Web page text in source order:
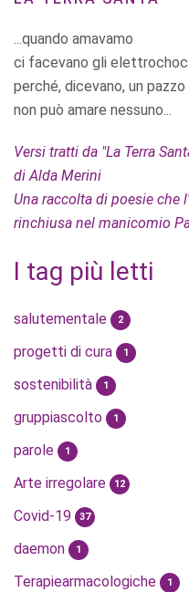
...quando amavamo
ci facevano gli elettrochoc
perché, dicevano, un pazzo
non può amare nessuno...
Versi tratti da "La Terra
di Alda Merini
Una raccolta di poesie che
rinchiusa nel manicomio
I tag più letti
salutementale 2
progetti di cura 1
sostenibilità 1
gruppiascolto 1
parole 1
Arte irregolare 12
Covid-19 37
daemon 1
Terapiearmacologiche 1